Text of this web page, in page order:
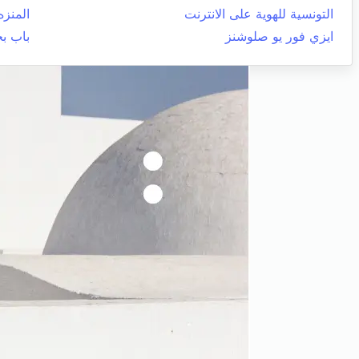
التونسية للهوية على الانترنت
ايزي فور يو صلوشنز
باب